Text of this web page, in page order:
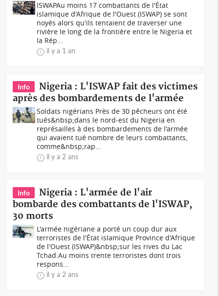
ISWAPAu moins 17 combattants de l'État
islamique d'Afrique de l'Ouest (ISWAP) se sont
noyés alors qu'ils tentaient de traverser une
rivière le long de la frontière entre le Nigeria et
la Rép...
il y a 1 an
Info
Nigeria : L'ISWAP fait des victimes
après des bombardements de l'armée
Soldats nigérians Près de 30 pêcheurs ont été
tués&nbsp;dans le nord-est du Nigeria en
représailles à des bombardements de l'armée
qui avaient tué nombre de leurs combattants,
comme&nbsp;rap...
il y a 2 ans
Info
Nigeria : L'armée de l'air
bombarde des combattants de l'ISWAP,
30 morts
L'armée nigériane a porté un coup dur aux
terroristes de l'État islamique Province d'Afrique
de l'Ouest (ISWAP)&nbsp;sur les rives du Lac
Tchad.Au moins trente terroristes dont trois
respons...
il y a 2 ans